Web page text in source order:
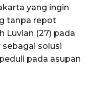
yang ingin
tanpa repot
Luvian (27) pada
sebagai solusi
pada asupan